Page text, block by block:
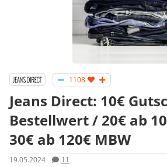
1108
Jeans Direct: 10€
Bestellwert / 20€ ab
30€ ab 120€ MBW
19.05.2024 11